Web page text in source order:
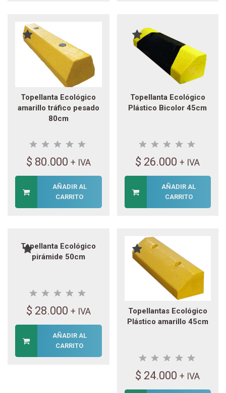
Topellanta Ecológico
amarillo tráfico pesado
80cm
$ 80.000 + IVA
AÑADIR AL
CARRITO
Topellanta Ecológico
Plástico Bicolor 45cm
$ 26.000 + IVA
AÑADIR AL
CARRITO
Topellanta Ecológico
pirámide 50cm
$ 28.000 + IVA
AÑADIR AL
CARRITO
Topellantas Ecológico
Plástico amarillo 45cm
$ 24.000 + IVA